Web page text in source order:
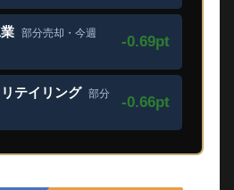
部分売却・今週
-0.69pt
テイリング 部分
-0.66pt